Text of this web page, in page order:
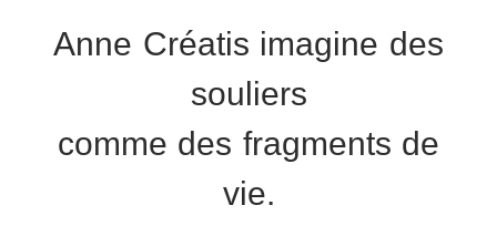
Anne Créatis imagine des
souliers
comme des fragments de
vie.